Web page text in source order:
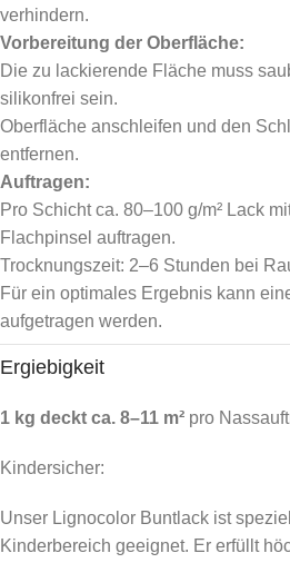
verhindern.
Vorbereitung der Oberfläche:
Die zu lackierende Fläche muss
silikonfrei sein.
Oberfläche anschleifen und den
entfernen.
Auftragen:
Pro Schicht ca. 80–100 g/m² Lack
Flachpinsel auftragen.
Trocknungszeit: 2–6 Stunden bei
Für ein optimales Ergebnis kann
aufgetragen werden.
Ergiebigkeit
1 kg deckt ca. 8–11 m² pro
Kindersicher:
Unser Lignocolor Buntlack ist
Kinderbereich geeignet. Er erfüllt